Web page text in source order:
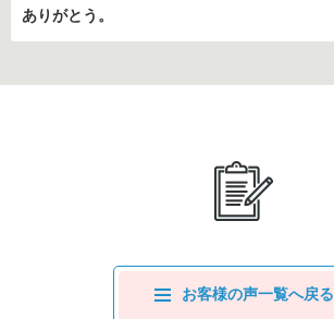
ありがとう。
お客様の声一覧へ戻る